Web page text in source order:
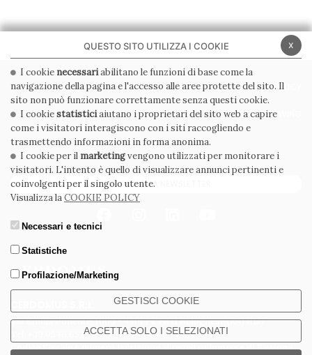
Via Emilia Ponente, 1000 - 48014 Castel Bolognese (RA) Italy
Tel. +39.0546.652111 - Email: info@cerdomus.com
Codice Fiscale e numero iscrizione al registro imprese di Ravenna
PRIVACY POLICY COOKIE POLICY
CONDIZIONI GENERALI WHISTLEBLOWING
CODICE ETICO
ISCRIVITI ALLA NEWSLETTER
x
QUESTO SITO UTILIZZA I COOKIE
I cookie necessariabilitano le funzioni di base come la
navigazione della pagina e l'accesso alle aree protette del sito. Il
sito non può funzionare correttamente senza questi cookie.
I cookiestatisticiaiutano i proprietari del sito web a capire
come i visitatori interagiscono con i siti raccogliendo e
trasmettendo informazioni in forma anonima.
I cookie per il marketingvengono utilizzati per monitorare i
visitatori. L'intento è quello di visualizzare annunci pertinenti e
coinvolgenti per il singolo utente.
Visualizza laCOOKIE POLICY
Necessari e tecnici
Statistiche
Profilazione/Marketing
GESTISCI COOKIE
ACCETTA SOLO I SELEZIONATI